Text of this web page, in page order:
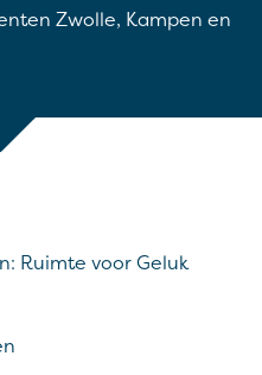
Zwolle, Kampen en
Ruimte voor Geluk